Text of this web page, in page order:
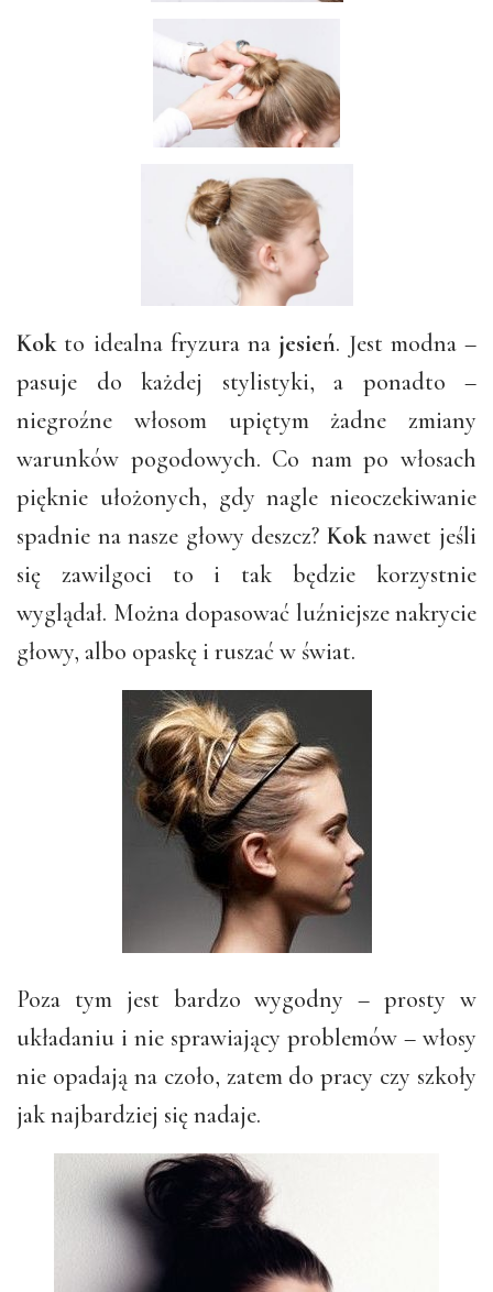
Kokto idealna fryzura na jesień. Jest modna –
pasuje do każdej stylistyki, a ponadto –
niegroźne włosom upiętym żadne zmiany
warunków pogodowych. Co nam po włosach
pięknie ułożonych, gdy nagle nieoczekiwanie
spadnie na nasze głowy deszcz? Koknawet jeśli
się zawilgoci to i tak będzie korzystnie
wyglądał. Można dopasować luźniejsze nakrycie
głowy, albo opaskę i ruszać w świat.
Poza tym jest bardzo wygodny – prosty w
układaniu i nie sprawiający problemów – włosy
nie opadają na czoło, zatem do pracy czy szkoły
jak najbardziej się nadaje.